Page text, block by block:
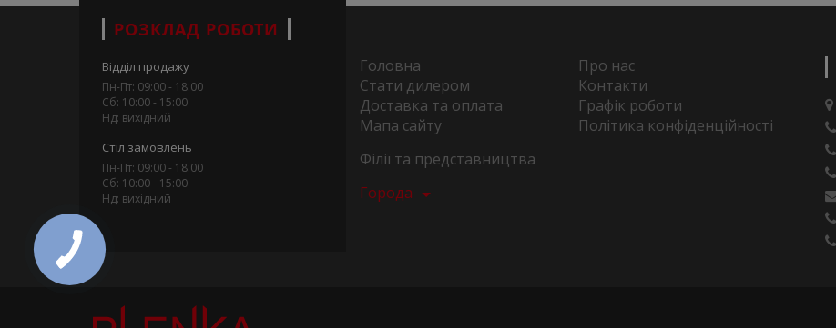
РОЗКЛАД РОБОТИ
Відділ продажу
Пн-Пт: 09:00 - 18:00
Сб: 10:00 - 15:00
Нд: вихідний
Стіл замовлень
Пн-Пт: 09:00 - 18:00
Сб: 10:00 - 15:00
Нд: вихідний
Головна
Про нас
Стати дилером
Контакти
Доставка та оплата
Графік роботи
Мапа сайту
Політика конфіденційності
Філії та представництва
Города